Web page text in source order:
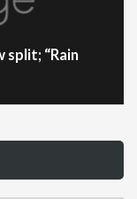
split; “Rain